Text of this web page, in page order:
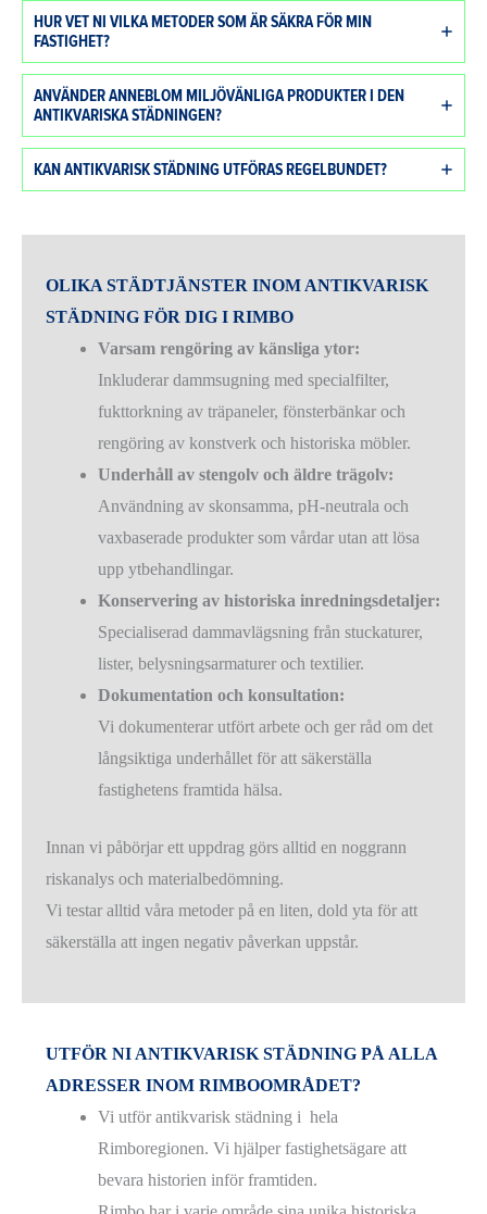
HUR VET NI VILKA METODER SOM ÄR SÄKRA FÖR MIN
FASTIGHET?
ANVÄNDER ANNEBLOM MILJÖVÄNLIGA PRODUKTER I DEN
ANTIKVARISKA STÄDNINGEN?
KAN ANTIKVARISK STÄDNING UTFÖRAS REGELBUNDET?
OLIKA STÄDTJÄNSTER INOM ANTIKVARISK
STÄDNING FÖR DIG I RIMBO
Varsam rengöring av känsliga ytor:
Inkluderar dammsugning med specialfilter,
fukttorkning av träpaneler, fönsterbänkar och
rengöring av konstverk och historiska möbler.
Underhåll av stengolv och äldre trägolv:
Användning av skonsamma, pH-neutrala och
vaxbaserade produkter som vårdar utan att lösa
upp ytbehandlingar.
Konservering av historiska inredningsdetaljer:
Specialiserad dammavlägsning från stuckaturer,
lister, belysningsarmaturer och textilier.
Dokumentation och konsultation:
Vi dokumenterar utfört arbete och ger råd om det
långsiktiga underhållet för att säkerställa
fastighetens framtida hälsa.
Innan vi påbörjar ett uppdrag görs alltid en noggrann
riskanalys och materialbedömning.
Vi testar alltid våra metoder på en liten, dold yta för att
säkerställa att ingen negativ påverkan uppstår.
UTFÖR NI ANTIKVARISK STÄDNING PÅ ALLA
ADRESSER INOM RIMBOOMRÅDET?
Vi utför antikvarisk städning i hela
Rimboregionen. Vi hjälper fastighetsägare att
bevara historien inför framtiden.